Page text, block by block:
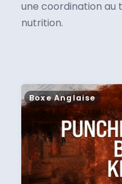
une coordination au
nutrition.
Boxe Anglaise